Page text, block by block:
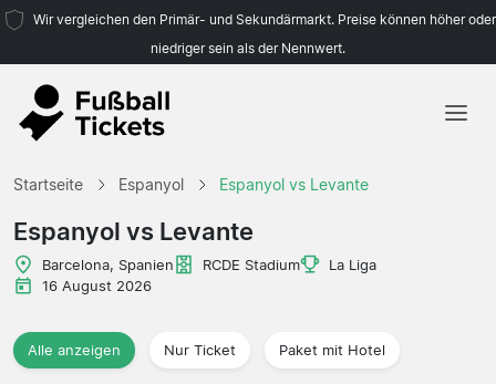
Wir vergleichen den Primär- und Sekundärmarkt. Preise können höher oder
niedriger sein als der Nennwert.
Startseite Espanyol Espanyol vs Levante
Espanyol vs Levante
Barcelona, Spanien RCDE Stadium
La Liga
16 August 2026
Alle anzeigen Nur Ticket Paket mit Hotel